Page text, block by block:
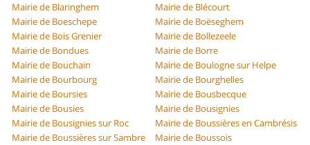
Mairie de Blaringhem
Mairie de Blécourt
Mairie de Boeschepe
Mairie de Boëseghem
Mairie de Bois Grenier
Mairie de Bollezeele
Mairie de Bondues
Mairie de Borre
Mairie de Bouchain
Mairie de Boulogne sur Helpe
Mairie de Bourbourg
Mairie de Bourghelles
Mairie de Boursies
Mairie de Bousbecque
Mairie de Bousies
Mairie de Bousignies
Mairie de Bousignies sur Roc
Mairie de Boussières en Cambrésis
Mairie de Boussières sur Sambre
Mairie de Boussois